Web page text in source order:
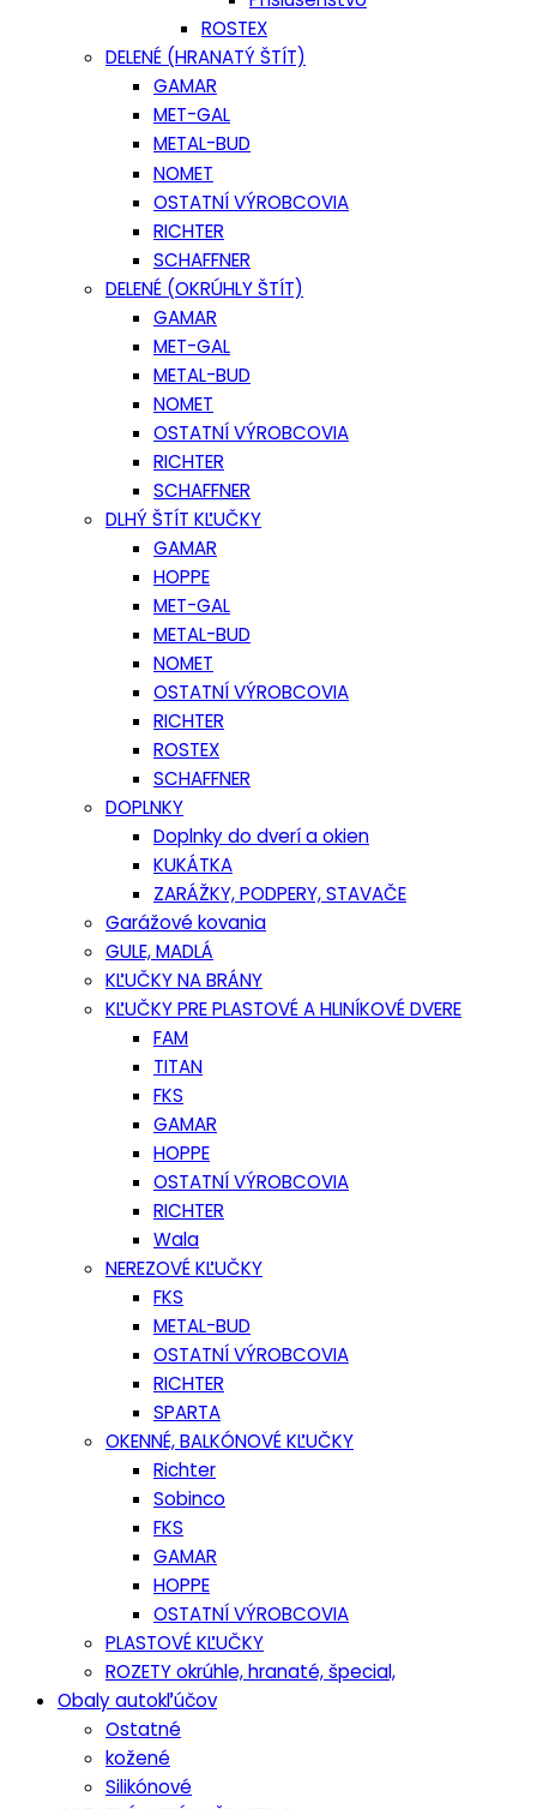
ROSTEX
DELENÉ (HRANATÝ ŠTÍT)
GAMAR
MET-GAL
METAL-BUD
NOMET
OSTATNÍ VÝROBCOVIA
RICHTER
SCHAFFNER
DELENÉ (OKRÚHLY ŠTÍT)
GAMAR
MET-GAL
METAL-BUD
NOMET
OSTATNÍ VÝROBCOVIA
RICHTER
SCHAFFNER
DLHÝ ŠTÍT KĽUČKY
GAMAR
HOPPE
MET-GAL
METAL-BUD
NOMET
OSTATNÍ VÝROBCOVIA
RICHTER
ROSTEX
SCHAFFNER
DOPLNKY
Doplnky do dverí a okien
KUKÁTKA
ZARÁŽKY, PODPERY, STAVAČE
Garážové kovania
GULE, MADLÁ
KĽUČKY NA BRÁNY
KĽUČKY PRE PLASTOVÉ A HLINÍKOVÉ DVERE
FAM
TITAN
FKS
GAMAR
HOPPE
OSTATNÍ VÝROBCOVIA
RICHTER
Wala
NEREZOVÉ KĽUČKY
FKS
METAL-BUD
OSTATNÍ VÝROBCOVIA
RICHTER
SPARTA
OKENNÉ, BALKÓNOVÉ KĽUČKY
Richter
Sobinco
FKS
GAMAR
HOPPE
OSTATNÍ VÝROBCOVIA
PLASTOVÉ KĽUČKY
ROZETY okrúhle, hranaté, špecial,
Obaly autokľúčov
Ostatné
kožené
Silikónové